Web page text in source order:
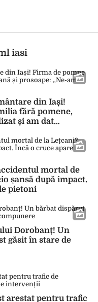
iasi
din Iași!
fără pomene,
și am dat
mortal de
șansă după impact.
pietoni
Dorobanț! Un
găsit în stare de
arestat pentru trafic